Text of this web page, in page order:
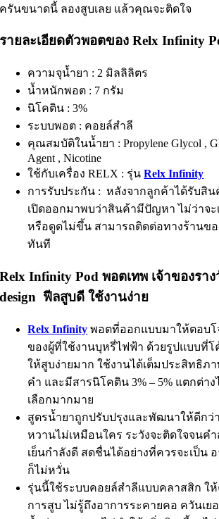
ครันขนาดนี้ ลองสูบเลย แล้วคุณจะติดใจ
รายละเอียดตัวพอตของ Relx Infinity
ความจุน้ำยา : 2 มิลลิลิตร
น้ำหนักพอต : 7 กรัม
นิโคติน : 3%
ระบบพอต : คอยล์สำลี
คุณสมบัติในน้ำยา : Propylene Glycol ,
Agent , Nicotine
ใช้กับเครื่อง RELX : รุ่นRelx Infinity
การรับประกัน : หลังจากลูกค้าได้รับสิ
เปิดออกมาพบว่าสินค้ามีปัญหา ไม่ว่าจ
หรือดูดไม่ขึ้น สามารถติดต่อทางร้านข
ทันที
Relx Infinity Pod พอตเทพ เจ้าของรา
design ฟีลสูบดี ใช้งานง่าย
Relx Infinity พอตที่ออกแบบมาให้ตอบโ
ของผู้ที่ใช้งานบุหรี่ไฟฟ้า ด้วยรูปแบบที่โ
ให้สูบง่ายมาก ใช้งานได้เต็มประสิทธิภ
คำ และมีสารนิโคติน 3% – 5% แตกต่า
เลือกมากมาย
สูตรน้ำยาถูกปรับปรุงและพัฒนาให้ดีกว่
หวานไม่เหมือนใคร ระวังจะติดใจจนค
เย็นกำลังดี สดชื่นได้อย่างที่ควรจะเป็น
ก็ไม่หวั่น
รุ่นนี้ใช้ระบบคอยล์สำลีแบบคลาสสิก ให้
การสูบ ไม่รู้ถึงอาการระคายคอ ควันเย